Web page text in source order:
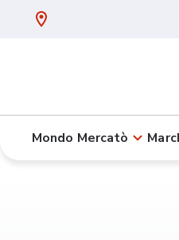
Mondo Mercatò